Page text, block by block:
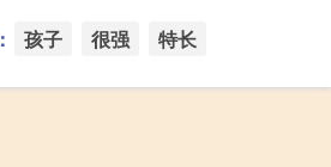
孩子 很强 特长